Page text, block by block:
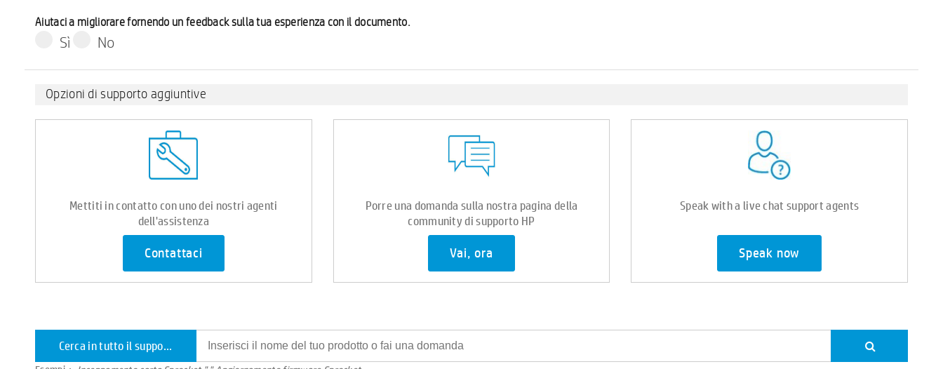
Aiutaci a migliorare fornendo un feedback sulla tua esperienza con il documento.
Sì No
Opzioni di supporto aggiuntive
Mettiti in contatto con uno dei nostri agenti
dell'assistenza
Contattaci
Porre una domanda sulla nostra pagina della
community di supporto HP
Vai, ora
Speak with a live chat support agents
Speak now
Cerca in tutto il supporto